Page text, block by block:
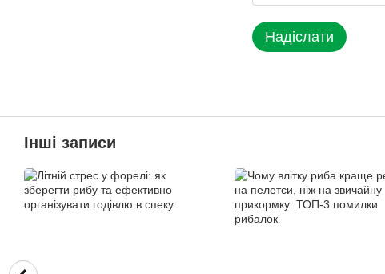
Надіслати
Інші записи